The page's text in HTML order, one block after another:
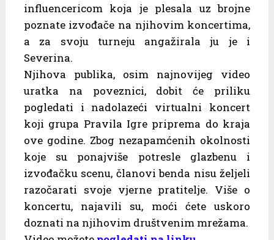
influencericom koja je plesala uz brojne
poznate izvođače na njihovim koncertima,
a za svoju turneju angažirala ju je i
Severina.
Njihova publika, osim najnovijeg video
uratka na poveznici, dobit će priliku
pogledati i nadolazeći virtualni koncert
koji grupa Pravila Igre priprema do kraja
ove godine. Zbog nezapamćenih okolnosti
koje su ponajviše potresle glazbenu i
izvođačku scenu, članovi benda nisu željeli
razočarati svoje vjerne pratitelje. Više o
koncertu, najavili su, moći ćete uskoro
doznati na njihovim društvenim mrežama.